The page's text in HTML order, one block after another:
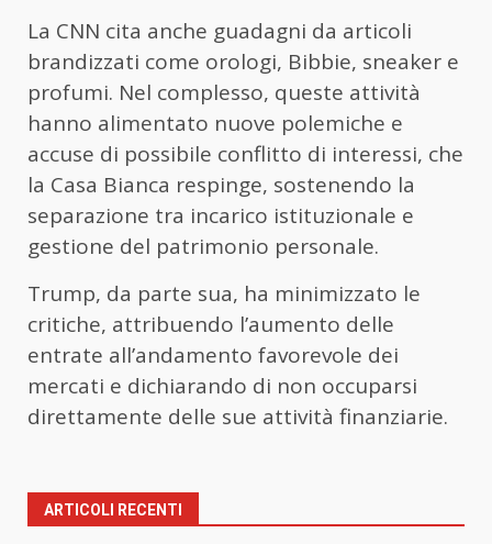
La CNN cita anche guadagni da articoli
brandizzati come orologi, Bibbie, sneaker e
profumi. Nel complesso, queste attività
hanno alimentato nuove polemiche e
accuse di possibile conflitto di interessi, che
la Casa Bianca respinge, sostenendo la
separazione tra incarico istituzionale e
gestione del patrimonio personale.
Trump, da parte sua, ha minimizzato le
critiche, attribuendo l’aumento delle
entrate all’andamento favorevole dei
mercati e dichiarando di non occuparsi
direttamente delle sue attività finanziarie.
ARTICOLI RECENTI